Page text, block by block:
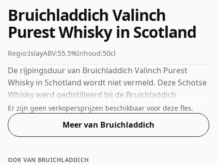
Bruichladdich Valinch
Purest Whisky in Scotland
Regio:IslayABV:55.5%Inhoud:50cl
De rijpingsduur van Bruichladdich Valinch Purest
Whisky in Schotland wordt niet vermeld. Deze Schotse
Whisky werd gedistilleerd bij de Bruichladdich
distilleerderij. Wordt geleverd in een fles van 50 cl - je
hoeft alleen maar kleinere hoeveelheden te schenken
voor je vrienden!
Er zijn geen verkopersprijzen beschikbaar voor deze fles.
Meer van Bruichladdich
OOK VAN BRUICHLADDICH